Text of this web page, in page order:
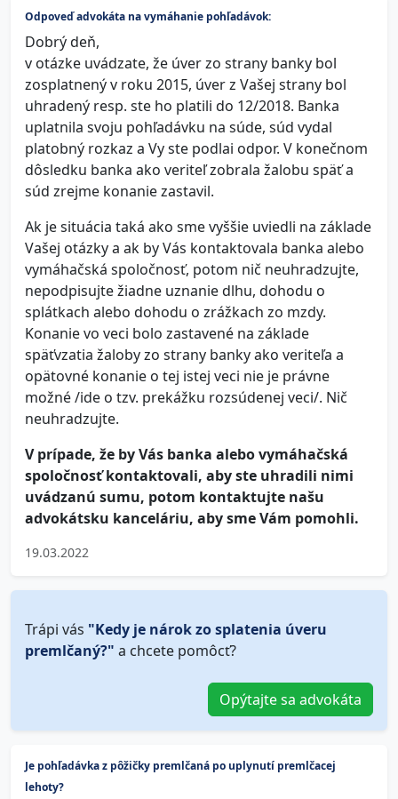
Odpoveď advokáta na vymáhanie pohľadávok:
Dobrý deň,
v otázke uvádzate, že úver zo strany banky bol
zosplatnený v roku 2015, úver z Vašej strany bol
uhradený resp. ste ho platili do 12/2018. Banka
uplatnila svoju pohľadávku na súde, súd vydal
platobný rozkaz a Vy ste podlai odpor. V konečnom
dôsledku banka ako veriteľ zobrala žalobu späť a
súd zrejme konanie zastavil.
Ak je situácia taká ako sme vyššie uviedli na základe
Vašej otázky a ak by Vás kontaktovala banka alebo
vymáhačská spoločnosť, potom nič neuhradzujte,
nepodpisujte žiadne uznanie dlhu, dohodu o
splátkach alebo dohodu o zrážkach zo mzdy.
Konanie vo veci bolo zastavené na základe
späťvzatia žaloby zo strany banky ako veriteľa a
opätovné konanie o tej istej veci nie je právne
možné /ide o tzv. prekážku rozsúdenej veci/. Nič
neuhradzujte.
V prípade, že by Vás banka alebo vymáhačská
spoločnosť kontaktovali, aby ste uhradili nimi
uvádzanú sumu, potom kontaktujte našu
advokátsku kanceláriu, aby sme Vám pomohli.
19.03.2022
Trápi vás "Kedy je nárok zo splatenia úveru
premlčaný?" a chcete pomôcť?
Opýtajte sa advokáta
Je pohľadávka z pôžičky premlčaná po uplynutí premlčacej
lehoty?